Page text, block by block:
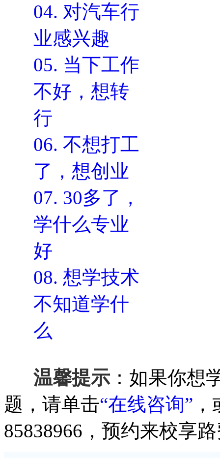
04. 对汽车行
业感兴趣
05. 当下工作
不好，想转
行
06. 不想打工
了，想创业
07. 30多了，
学什么专业
好
08. 想学技术
不知道学什
么
温馨提示：如果你想
题，请单击“在线咨询”
85838966，预约来校享